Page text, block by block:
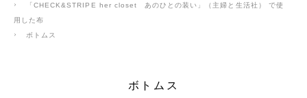
「CHECK&STRIPE her closet あのひとの装い」（主婦と生活社） で使
用した布
ボトムス
ボトムス